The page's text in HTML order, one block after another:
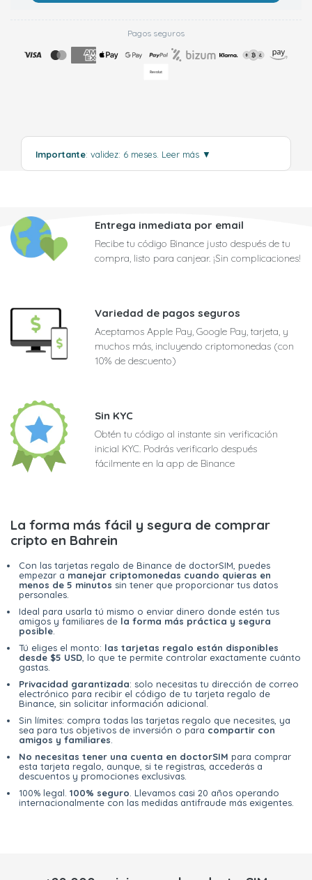
Pagos seguros
Importante: validez: 6 meses. Leer más ▼
Entrega inmediata por email
Recibe tu código Binance justo después de tu
compra, listo para canjear. ¡Sin complicaciones!
Variedad de pagos seguros
Aceptamos Apple Pay, Google Pay, tarjeta, y
muchos más, incluyendo criptomonedas (con
10% de descuento)
Sin KYC
Obtén tu código al instante sin verificación
inicial KYC. Podrás verificarlo después
fácilmente en la app de Binance
La forma más fácil y segura de comprar
cripto en Bahrein
Con las tarjetas regalo de Binance de doctorSIM, puedes
empezar a manejar criptomonedas cuando quieras en
menos de 5 minutos sin tener que proporcionar tus datos
personales.
Ideal para usarla tú mismo o enviar dinero donde estén tus
amigos y familiares de la forma más práctica y segura
posible
Tú eliges el monto: las tarjetas regalo están disponibles
desde $5 USD , lo que te permite controlar exactamente cuánto
gastas.
Privacidad garantizada: solo necesitas tu dirección de correo
electrónico para recibir el código de tu tarjeta regalo de
Binance, sin solicitar información adicional.
Sin límites: compra todas las tarjetas regalo que necesites, ya
sea para tus objetivos de inversión o para compartir con
amigos y familiares
No necesitas tener una cuenta en doctorSIM para comprar
esta tarjeta regalo, aunque, si te registras, accederás a
descuentos y promociones exclusivas.
100% legal. 100% seguro . Llevamos casi 20 años operando
internacionalmente con las medidas antifraude más exigentes.